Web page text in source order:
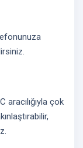
aracılığıyla çok